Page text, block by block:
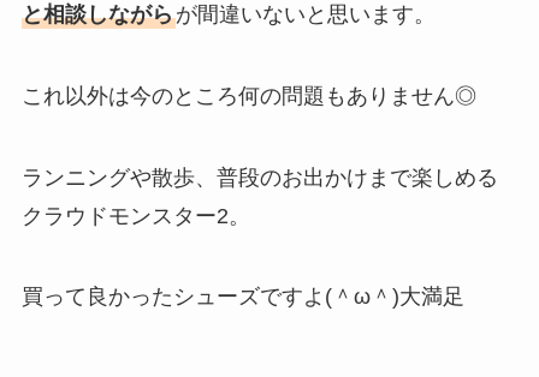
と相談しながらが間違いないと思います。
これ以外は今のところ何の問題もありません◎
ランニングや散歩、普段のお出かけまで楽しめる
クラウドモンスター2。
買って良かったシューズですよ(＾ω＾)大満足